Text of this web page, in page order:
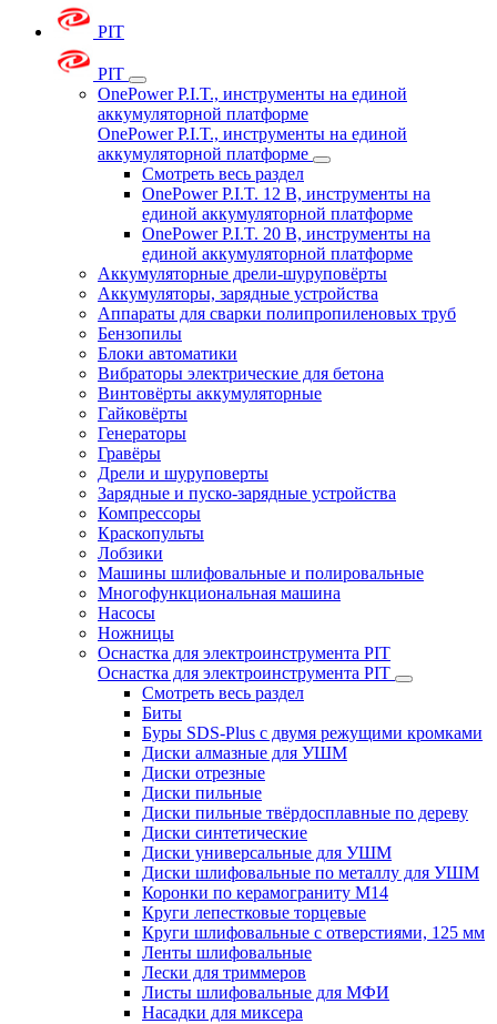
PIT
PIT
OnePower P.I.T., инструменты на единой
аккумуляторной платформе
OnePower P.I.T., инструменты на единой
аккумуляторной платформе
Смотреть весь раздел
OnePower P.I.T. 12 В, инструменты на
единой аккумуляторной платформе
OnePower P.I.T. 20 В, инструменты на
единой аккумуляторной платформе
Аккумуляторные дрели-шуруповёрты
Аккумуляторы, зарядные устройства
Аппараты для сварки полипропиленовых труб
Бензопилы
Блоки автоматики
Вибраторы электрические для бетона
Винтовёрты аккумуляторные
Гайковёрты
Генераторы
Гравёры
Дрели и шуруповерты
Зарядные и пуско-зарядные устройства
Компрессоры
Краскопульты
Лобзики
Машины шлифовальные и полировальные
Многофункциональная машина
Насосы
Ножницы
Оснастка для электроинструмента PIT
Оснастка для электроинструмента PIT
Смотреть весь раздел
Биты
Буры SDS-Plus c двумя режущими кромками
Диски алмазные для УШМ
Диски отрезные
Диски пильные
Диски пильные твёрдосплавные по дереву
Диски синтетические
Диски универсальные для УШМ
Диски шлифовальные по металлу для УШМ
Коронки по керамограниту M14
Круги лепестковые торцевые
Круги шлифовальные с отверстиями, 125 мм
Ленты шлифовальные
Лески для триммеров
Листы шлифовальные для МФИ
Насадки для миксера